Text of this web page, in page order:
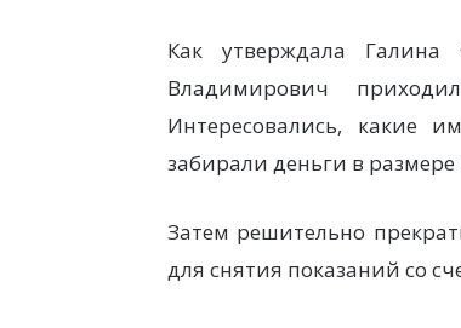
Как утверждала
Владимирович
Интересовались, какие
забирали деньги в размере
Затем решительно
для снятия показаний со